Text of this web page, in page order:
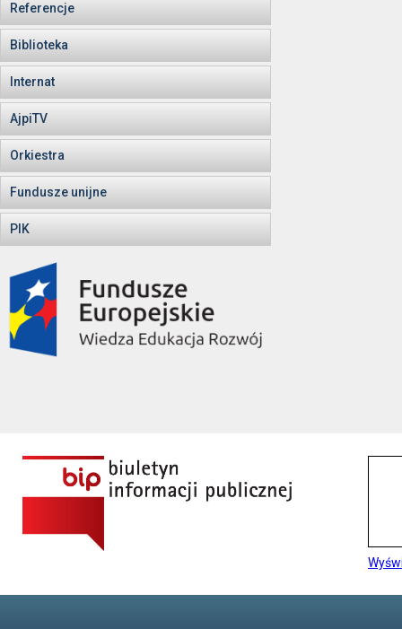
Referencje
Biblioteka
Internat
AjpiTV
Orkiestra
Fundusze unijne
PIK